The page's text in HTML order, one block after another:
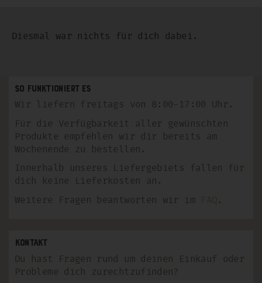
Diesmal war nichts für dich dabei.
So funktioniert es
Wir liefern freitags von 8:00-17:00 Uhr.
Für die Verfügbarkeit aller gewünschten
Produkte empfehlen wir dir bereits am
Wochenende zu bestellen.
Innerhalb unseres Liefergebiets fallen für
dich keine Lieferkosten an.
Weitere Fragen beantworten wir im
.
Kontakt
Du hast Fragen rund um deinen Einkauf oder
Probleme dich zurechtzufinden?